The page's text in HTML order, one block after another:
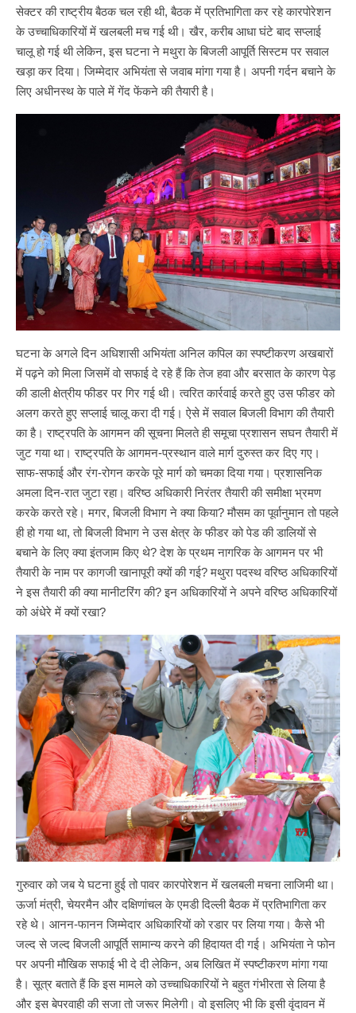
सेक्टर की राष्ट्रीय बैठक चल रही थी, बैठक में प्रतिभागिता कर रहे कारपोरेशन
के उच्चाधिकारियों में खलबली मच गई थी। खैर, करीब आधा घंटे बाद सप्लाई
चालू हो गई थी लेकिन, इस घटना ने मथुरा के बिजली आपूर्ति सिस्टम पर सवाल
खड़ा कर दिया। जिम्मेदार अभियंता से जवाब मांगा गया है। अपनी गर्दन बचाने के
लिए अधीनस्थ के पाले में गेंद फेंकने की तैयारी है।
घटना के अगले दिन अधिशासी अभियंता अनिल कपिल का स्पष्टीकरण अखबारों
में पढ़ने को मिला जिसमें वो सफाई दे रहे हैं कि तेज हवा और बरसात के कारण पेड़
की डाली क्षेत्रीय फीडर पर गिर गई थी। त्वरित कार्रवाई करते हुए उस फीडर को
अलग करते हुए सप्लाई चालू करा दी गई। ऐसे में सवाल बिजली विभाग की तैयारी
का है। राष्ट्रपति के आगमन की सूचना मिलते ही समूचा प्रशासन सघन तैयारी में
जुट गया था। राष्ट्रपति के आगमन-प्रस्थान वाले मार्ग दुरुस्त कर दिए गए।
साफ-सफाई और रंग-रोगन करके पूरे मार्ग को चमका दिया गया। प्रशासनिक
अमला दिन-रात जुटा रहा। वरिष्ठ अधिकारी निरंतर तैयारी की समीक्षा भ्रमण
करके करते रहे। मगर, बिजली विभाग ने क्या किया? मौसम का पूर्वानुमान तो पहले
ही हो गया था, तो बिजली विभाग ने उस क्षेत्र के फीडर को पेड की डालियों से
बचाने के लिए क्या इंतजाम किए थे? देश के प्रथम नागरिक के आगमन पर भी
तैयारी के नाम पर कागजी खानापूरी क्यों की गई? मथुरा पदस्थ वरिष्ठ अधिकारियों
ने इस तैयारी की क्या मानीटरिंग की? इन अधिकारियों ने अपने वरिष्ठ अधिकारियों
को अंधेरे में क्यों रखा?
गुरुवार को जब ये घटना हुई तो पावर कारपोरेशन में खलबली मचना लाजिमी था।
ऊर्जा मंत्री, चेयरमैन और दक्षिणांचल के एमडी दिल्ली बैठक में प्रतिभागिता कर
रहे थे। आनन-फानन जिम्मेदार अधिकारियों को रडार पर लिया गया। कैसे भी
जल्द से जल्द बिजली आपूर्ति सामान्य करने की हिदायत दी गई। अभियंता ने फोन
पर अपनी मौखिक सफाई भी दे दी लेकिन, अब लिखित में स्पष्टीकरण मांगा गया
है। सूत्र बताते हैं कि इस मामले को उच्चाधिकारियों ने बहुत गंभीरता से लिया है
और इस बेपरवाही की सजा तो जरूर मिलेगी। वो इसलिए भी कि इसी वृंदावन में